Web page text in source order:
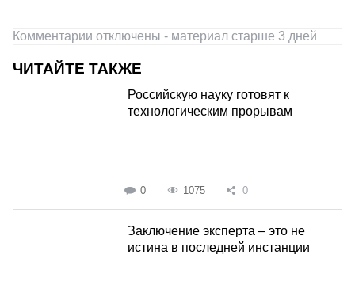
Комментарии отключены - материал старше 3 дней
ЧИТАЙТЕ ТАКЖЕ
Российскую науку готовят к
технологическим прорывам
0 1075 0
Заключение эксперта – это не
истина в последней инстанции